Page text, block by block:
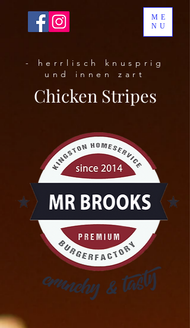
ME
NU
- herrlisch knusprig
und innen zart
Chicken Stripes